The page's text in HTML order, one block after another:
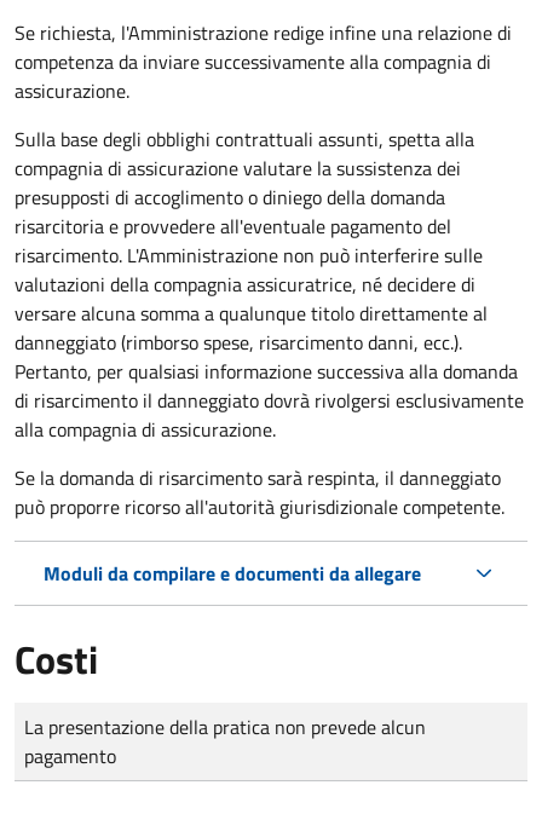
Se richiesta, l'Amministrazione redige infine una relazione di
competenza da inviare successivamente alla compagnia di
assicurazione.
Sulla base degli obblighi contrattuali assunti, spetta alla
compagnia di assicurazione valutare la sussistenza dei
presupposti di accoglimento o diniego della domanda
risarcitoria e provvedere all'eventuale pagamento del
risarcimento. L'Amministrazione non può interferire sulle
valutazioni della compagnia assicuratrice, né decidere di
versare alcuna somma a qualunque titolo direttamente al
danneggiato (rimborso spese, risarcimento danni, ecc.).
Pertanto, per qualsiasi informazione successiva alla domanda
di risarcimento il danneggiato dovrà rivolgersi esclusivamente
alla compagnia di assicurazione.
Se la domanda di risarcimento sarà respinta, il danneggiato
può proporre ricorso all'autorità giurisdizionale competente.
Moduli da compilare e documenti da allegare
Costi
Tipo di pagamento
Importo
La presentazione della pratica non prevede alcun
pagamento